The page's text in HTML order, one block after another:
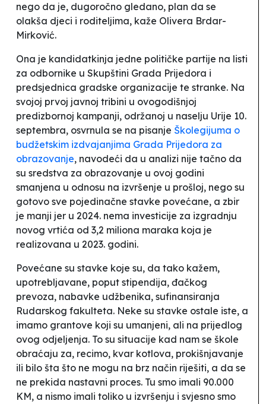
nego da je, dugoročno gledano, plan da se
olakša djeci i roditeljima, kaže Olivera Brdar-
Mirković.
Ona je kandidatkinja jedne političke partije na listi
za odbornike u Skupštini Grada Prijedora i
predsjednica gradske organizacije te stranke. Na
svojoj prvoj javnoj tribini u ovogodišnjoj
predizbornoj kampanji, održanoj u naselju Urije 10.
septembra, osvrnula se na pisanje Školegijuma o
budžetskim izdvajanjima Grada Prijedora za
obrazovanje, navodeći da u analizi nije tačno da
su sredstva za obrazovanje u ovoj godini
smanjena u odnosu na izvršenje u prošloj, nego su
gotovo sve pojedinačne stavke povećane, a zbir
je manji jer u 2024. nema investicije za izgradnju
novog vrtića od 3,2 miliona maraka koja je
realizovana u 2023. godini.
Povećane su stavke koje su, da tako kažem,
upotrebljavane, poput stipendija, đačkog
prevoza, nabavke udžbenika, sufinansiranja
Rudarskog fakulteta. Neke su stavke ostale iste, a
imamo grantove koji su umanjeni, ali na prijedlog
ovog odjeljenja. To su situacije kad nam se škole
obraćaju za, recimo, kvar kotlova, prokišnjavanje
ili bilo šta što ne mogu na brz način riješiti, a da se
ne prekida nastavni proces. Tu smo imali 90.000
KM, a nismo imali toliko u izvršenju i svjesno smo